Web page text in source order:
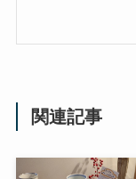
関連記事